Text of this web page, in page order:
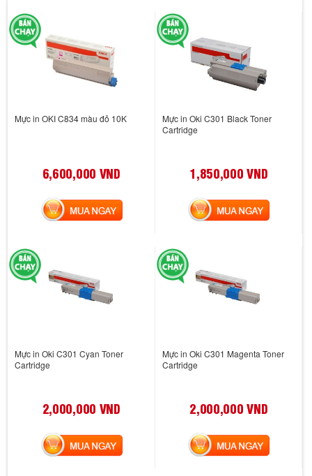
Mực in OKI C834 màu đỏ 10K
6,600,000 VND
MUA NGAY
Mực in Oki C301 Black Toner
Cartridge
1,850,000 VND
MUA NGAY
Mực in Oki C301 Cyan Toner
Cartridge
2,000,000 VND
MUA NGAY
Mực in Oki C301 Magenta Toner
Cartridge
2,000,000 VND
MUA NGAY